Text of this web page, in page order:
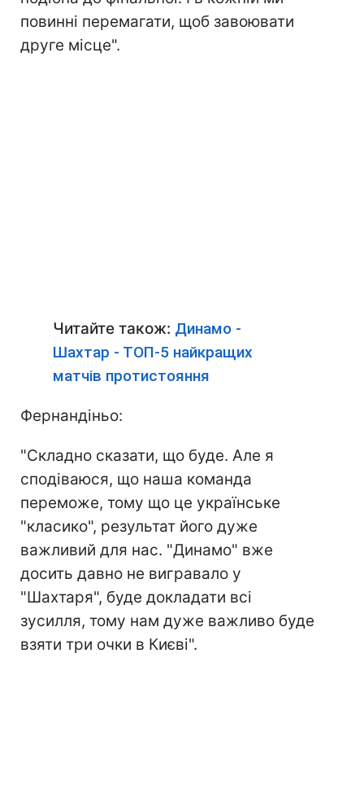
повинні перемагати, щоб завоювати
друге місце".
Читайте також: Динамо -
Шахтар - ТОП-5 найкращих
матчів протистояння
Фернандіньо:
"Складно сказати, що буде. Але я
сподіваюся, що наша команда
переможе, тому що це українське
"класико", результат його дуже
важливий для нас. "Динамо" вже
досить давно не вигравало у
"Шахтаря", буде докладати всі
зусилля, тому нам дуже важливо буде
взяти три очки в Києві".